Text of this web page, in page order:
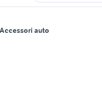
auto